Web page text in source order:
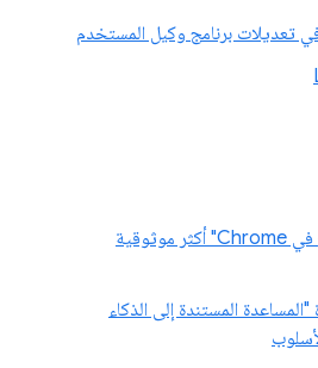
تعديلات برنامج وكيل المستخدم
"أدوات مطوّري البرامج في Chrome" أكثر موثوقية
المستندة إلى الذكاء